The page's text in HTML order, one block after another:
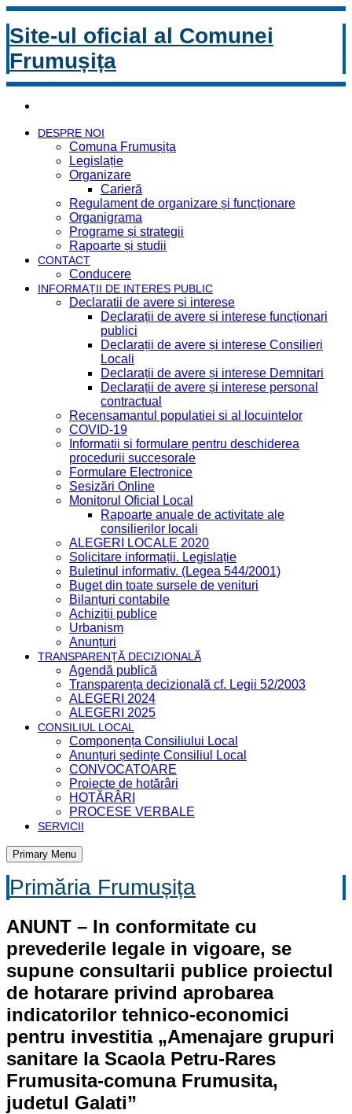
Site-ul oficial al Comunei
Frumușița
DESPRE NOI
Comuna Frumușița
Legislație
Organizare
Carieră
Regulament de organizare și funcționare
Organigrama
Programe și strategii
Rapoarte și studii
CONTACT
Conducere
INFORMAȚII DE INTERES PUBLIC
Declaratii de avere si interese
Declarații de avere și interese funcționari
publici
Declarații de avere și interese Consilieri
Locali
Declarații de avere și interese Demnitari
Declarații de avere și interese personal
contractual
Recensamantul populatiei si al locuintelor
COVID-19
Informatii si formulare pentru deschiderea
procedurii succesorale
Formulare Electronice
Sesizări Online
Monitorul Oficial Local
Rapoarte anuale de activitate ale
consilierilor locali
ALEGERI LOCALE 2020
Solicitare informații. Legislație
Buletinul informativ. (Legea 544/2001)
Buget din toate sursele de venituri
Bilanțuri contabile
Achiziții publice
Urbanism
Anunțuri
TRANSPARENȚĂ DECIZIONALĂ
Agendă publică
Transparența decizională cf. Legii 52/2003
ALEGERI 2024
ALEGERI 2025
CONSILIUL LOCAL
Componența Consiliului Local
Anunțuri ședințe Consiliul Local
CONVOCATOARE
Proiecte de hotărâri
HOTĂRÂRI
PROCESE VERBALE
SERVICII
Primary Menu
Primăria Frumușița
ANUNT – In conformitate cu
prevederile legale in vigoare, se
supune consultarii publice proiectul
de hotarare privind aprobarea
indicatorilor tehnico-economici
pentru investitia „Amenajare grupuri
sanitare la Scaola Petru-Rares
Frumusita-comuna Frumusita,
judetul Galati”